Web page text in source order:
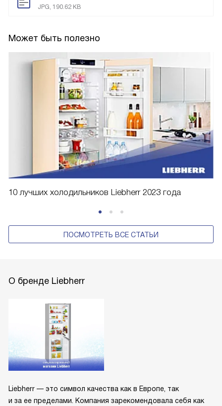
JPG, 190.62 KB
Может быть полезно
10 лучших холодильников Liebherr 2023 года
ПОСМОТРЕТЬ ВСЕ СТАТЬИ
О бренде Liebherr
Liebherr — это символ качества как в Европе, так
и за ее пределами. Компания зарекомендовала себя как